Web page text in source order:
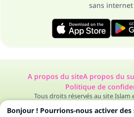
sans internet
A propos du siteA propos du
Politique de
Tous droits réservés au site Islam
Bonjour ! Pourrions-nous activer des